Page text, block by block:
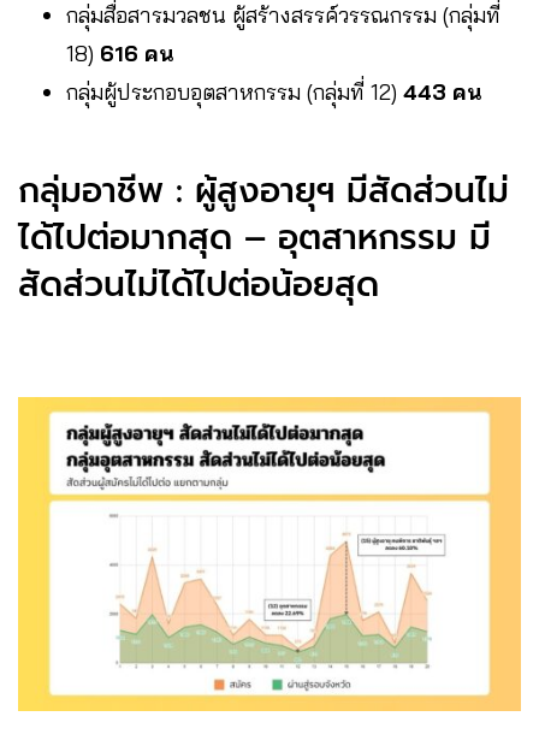
กลุ่มสื่อสารมวลชน ผู้สร้างสรรค์วรรณกรรม (กลุ่มที่
18) 616 คน
กลุ่มผู้ประกอบอุตสาหกรรม (กลุ่มที่ 12) 443 คน
กลุ่มอาชีพ : ผู้สูงอายุฯ มีสัดส่วนไม่
ได้ไปต่อมากสุด – อุตสาหกรรม มี
สัดส่วนไม่ได้ไปต่อน้อยสุด